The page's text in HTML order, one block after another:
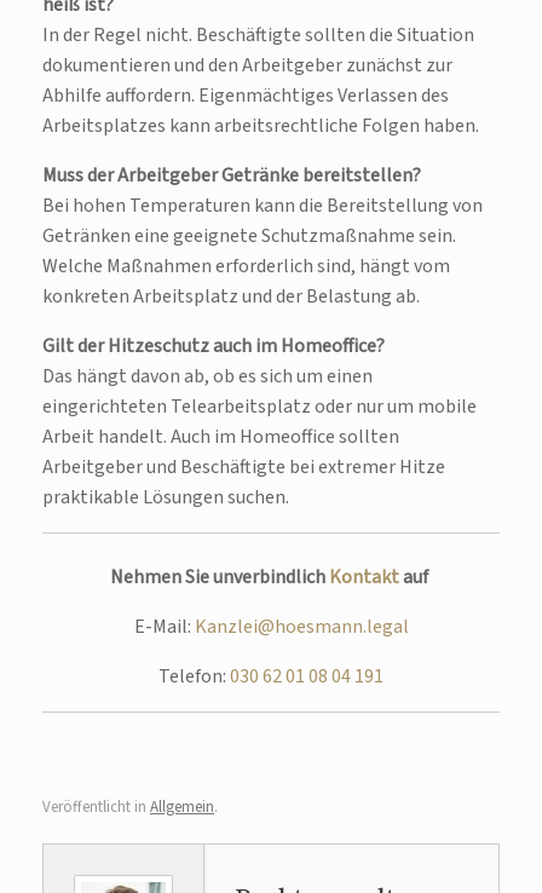
In der Regel nicht. Beschäftigte sollten die Situation
dokumentieren und den Arbeitgeber zunächst zur
Abhilfe auffordern. Eigenmächtiges Verlassen des
Arbeitsplatzes kann arbeitsrechtliche Folgen haben.
Muss der Arbeitgeber Getränke bereitstellen?
Bei hohen Temperaturen kann die Bereitstellung von
Getränken eine geeignete Schutzmaßnahme sein.
Welche Maßnahmen erforderlich sind, hängt vom
konkreten Arbeitsplatz und der Belastung ab.
Gilt der Hitzeschutz auch im Homeoffice?
Das hängt davon ab, ob es sich um einen
eingerichteten Telearbeitsplatz oder nur um mobile
Arbeit handelt. Auch im Homeoffice sollten
Arbeitgeber und Beschäftigte bei extremer Hitze
praktikable Lösungen suchen.
Nehmen Sie unverbindlichKontaktauf
E-Mail: Kanzlei@hoesmann.legal
Telefon:030 62 01 08 04 191
Veröffentlicht in Allgemein.